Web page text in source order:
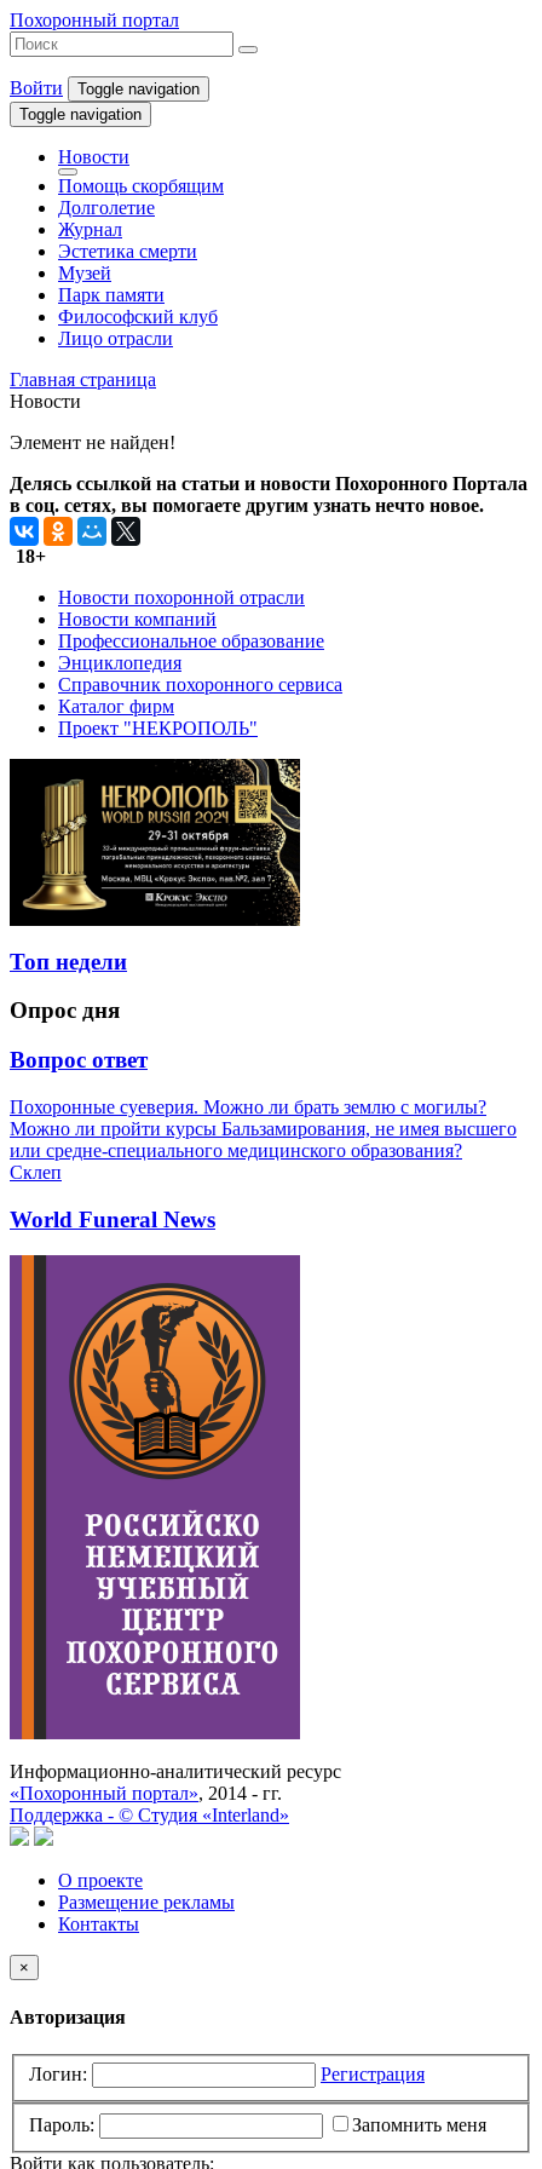
Похоронный портал
Войти
Toggle navigation
Toggle navigation
Новости
Помощь скорбящим
Долголетие
Журнал
Эстетика смерти
Музей
Парк памяти
Философский клуб
Лицо отрасли
Главная страница
Новости
Элемент не найден!
Делясь ссылкой на статьи и новости Похоронного Портала
в соц. сетях, вы помогаете другим узнать нечто новое.
18+
Новости похоронной отрасли
Новости компаний
Профессиональное образование
Энциклопедия
Справочник похоронного сервиса
Каталог фирм
Проект "НЕКРОПОЛЬ"
Топ недели
Опрос дня
Вопрос ответ
Похоронные суеверия. Можно ли брать землю с могилы?
Можно ли пройти курсы Бальзамирования, не имея высшего
или средне-специального медицинского образования?
Склеп
World Funeral News
Информационно-аналитический ресурс
«Похоронный портал», 2014 - гг.
Поддержка - © Cтудия «Interland»
О проекте
Размещение рекламы
Контакты
×
Авторизация
Логин: Регистрация
Пароль:
Запомнить меня
Войти как пользователь: